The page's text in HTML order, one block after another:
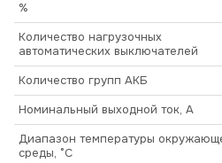
%
Количество нагрузочных
автоматических выключателей
Количество групп АКБ
Номинальный выходной ток, А
Диапазон температуры
среды, °С